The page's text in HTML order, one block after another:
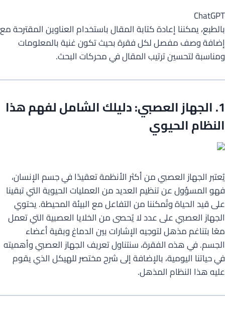
ChatGPT
بالطبع، يمكننا إعادة كتابة المقال باستخدام العناوين المقترحة مع
إضافة وصف مفصل لكل فقرة بحيث تكون غنية بالمعلومات
ومناسبة لتحسين ترتيب المقال في محركات البحث.
1. الجهاز العصبي: دليلك الشامل لفهم هذا
النظام الحيوي
يُعتبر الجهاز العصبي من أكثر الأنظمة تعقيدًا في جسم الإنسان،
فهو المسؤول عن تنظيم العديد من العمليات الحيوية التي تبقينا
على قيد الحياة وتُمكننا من التفاعل مع البيئة المحيطة. يحتوي
الجهاز العصبي على عدد لا يُحصى من الخلايا العصبية التي تعمل
معًا بتناغم مذهل لتوجيه الإشارات بين الدماغ وبقية أعضاء
الجسم. في هذه الفقرة، سنتناول تعريف الجهاز العصبي وأهميته
في حياتنا اليومية، بالإضافة إلى شرح مختصر للهيكل الذي يقوم
عليه هذا النظام المذهل.